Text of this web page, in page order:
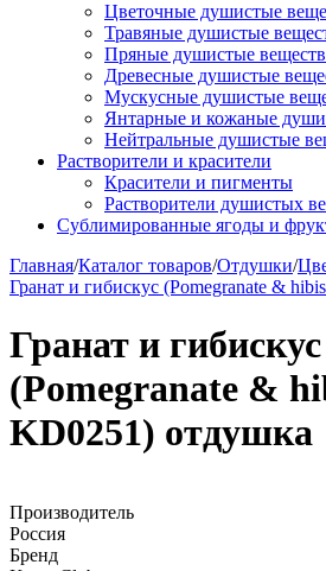
Цветочные душистые
Травяные душистые
Пряные душистые
Древесные душистые
Мускусные душистые
Янтарные и кожаные
Нейтральные душистые
Растворители и красители
Красители и пигменты
Растворители душистых
Сублимированные ягоды и
Главная/Каталог товаров/Отдушки/
Гранат и гибискус (Pomegranate &
Гранат и гибискус
(Pomegranate &
KD0251) отдушка
Производитель
Россия
Бренд